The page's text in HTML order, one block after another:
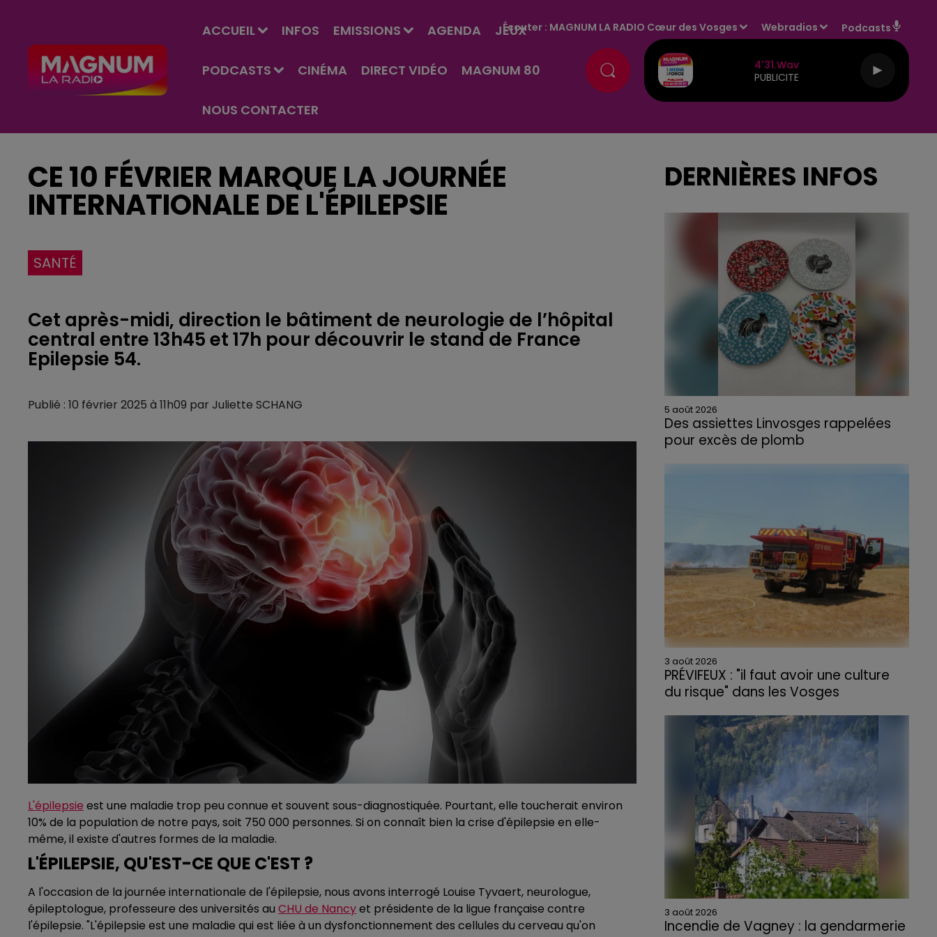
ACCUEIL INFOS EMISSIONS AGENDA JEUX
PODCASTS CINÉMA DIRECT VIDÉO MAGNUM 80
NOUS CONTACTER
Écouter : MAGNUM LA RADIO Cœur des Vosges Webradios Podcasts
4'31.wav
PUBLICITE
CE 10 FÉVRIER MARQUE LA JOURNÉE
INTERNATIONALE DE L'ÉPILEPSIE
SANTÉ
Cet après-midi, direction le bâtiment de neurologie de l’hôpital
central entre 13h45 et 17h pour découvrir le stand de France
Epilepsie 54.
Publié : 10 février 2025 à 11h09 par Juliette SCHANG
L'épilepsie est une maladie trop peu connue et souvent sous-diagnostiquée. Pourtant, elle toucherait environ
10% de la population de notre pays, soit 750 000 personnes. Si on connaît bien la crise d'épilepsie en elle-
même, il existe d'autres formes de la maladie.
L'ÉPILEPSIE, QU'EST-CE QUE C'EST ?
A l'occasion de la journée internationale de l'épilepsie, nous avons interrogé Louise Tyvaert, neurologue,
épileptologue, professeure des universités au CHU de Nancyet présidente de la ligue française contre
l'épilepsie. "L'épilepsie est une maladie qui est liée à un dysfonctionnement des cellules du cerveau qu'on
DERNIÈRES INFOS
5 août 2026
Des assiettes Linvosges rappelées
pour excès de plomb
3 août 2026
PRÉVIFEUX : "il faut avoir une culture
du risque" dans les Vosges
3 août 2026
Incendie de Vagney : la gendarmerie